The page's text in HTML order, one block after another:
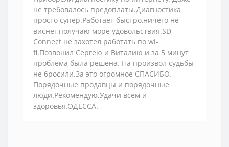
не требовалось предоплаты.Диагностика
просто супер.Работает быстро,ничего не
виснет,получаю море удовольствия.SD
Connect не захотел работать по wi-
fi.Позвонил Сергею и Виталию и за 5 минут
проблема была решена. На произвол судьбы
не бросили.За это огромное СПАСИБО.
Порядочные продавцы и порядочные
люди.Рекомендую.Удачи всем и
здоровья.ОДЕССА.